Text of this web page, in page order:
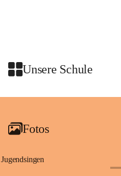
Unsere Schule
Fotos
Jugendsingen